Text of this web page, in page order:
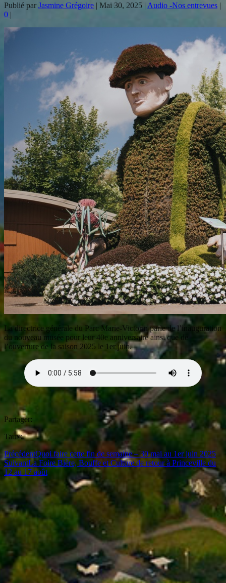
Publié par Jasmine Grégoire | Mai 30, 2025 | Audio -Nos entrevues |
0 |
La directrice générale du Parc Marie-Victorin parle de l’inauguration
du nouveau musée pour leur 40e anniversaire ainsi que de
l’ouverture de la saison 2025 le 1er juin.
Partager:
Taux:
PrécédentQuoi faire cette fin de semaine – 30 mai au 1er juin 2025
SuivantLa Foire Bière, Bouffe et Culture de retour à Princeville du
12 au 17 août